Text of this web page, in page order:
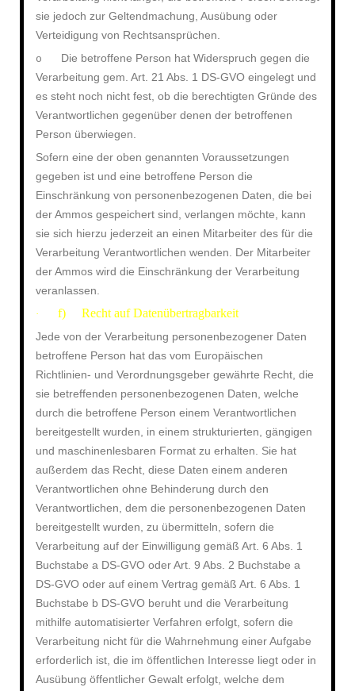
sie jedoch zur Geltendmachung, Ausübung oder
Verteidigung von Rechtsansprüchen.
o Die betroffene Person hat Widerspruch gegen die
Verarbeitung gem. Art. 21 Abs. 1 DS-GVO eingelegt und
es steht noch nicht fest, ob die berechtigten Gründe des
Verantwortlichen gegenüber denen der betroffenen
Person überwiegen.
Sofern eine der oben genannten Voraussetzungen
gegeben ist und eine betroffene Person die
Einschränkung von personenbezogenen Daten, die bei
der Ammos gespeichert sind, verlangen möchte, kann
sie sich hierzu jederzeit an einen Mitarbeiter des für die
Verarbeitung Verantwortlichen wenden. Der Mitarbeiter
der Ammos wird die Einschränkung der Verarbeitung
veranlassen.
· f) Recht auf Datenübertragbarkeit
Jede von der Verarbeitung personenbezogener Daten
betroffene Person hat das vom Europäischen
Richtlinien- und Verordnungsgeber gewährte Recht, die
sie betreffenden personenbezogenen Daten, welche
durch die betroffene Person einem Verantwortlichen
bereitgestellt wurden, in einem strukturierten, gängigen
und maschinenlesbaren Format zu erhalten. Sie hat
außerdem das Recht, diese Daten einem anderen
Verantwortlichen ohne Behinderung durch den
Verantwortlichen, dem die personenbezogenen Daten
bereitgestellt wurden, zu übermitteln, sofern die
Verarbeitung auf der Einwilligung gemäß Art. 6 Abs. 1
Buchstabe a DS-GVO oder Art. 9 Abs. 2 Buchstabe a
DS-GVO oder auf einem Vertrag gemäß Art. 6 Abs. 1
Buchstabe b DS-GVO beruht und die Verarbeitung
mithilfe automatisierter Verfahren erfolgt, sofern die
Verarbeitung nicht für die Wahrnehmung einer Aufgabe
erforderlich ist, die im öffentlichen Interesse liegt oder in
Ausübung öffentlicher Gewalt erfolgt, welche dem